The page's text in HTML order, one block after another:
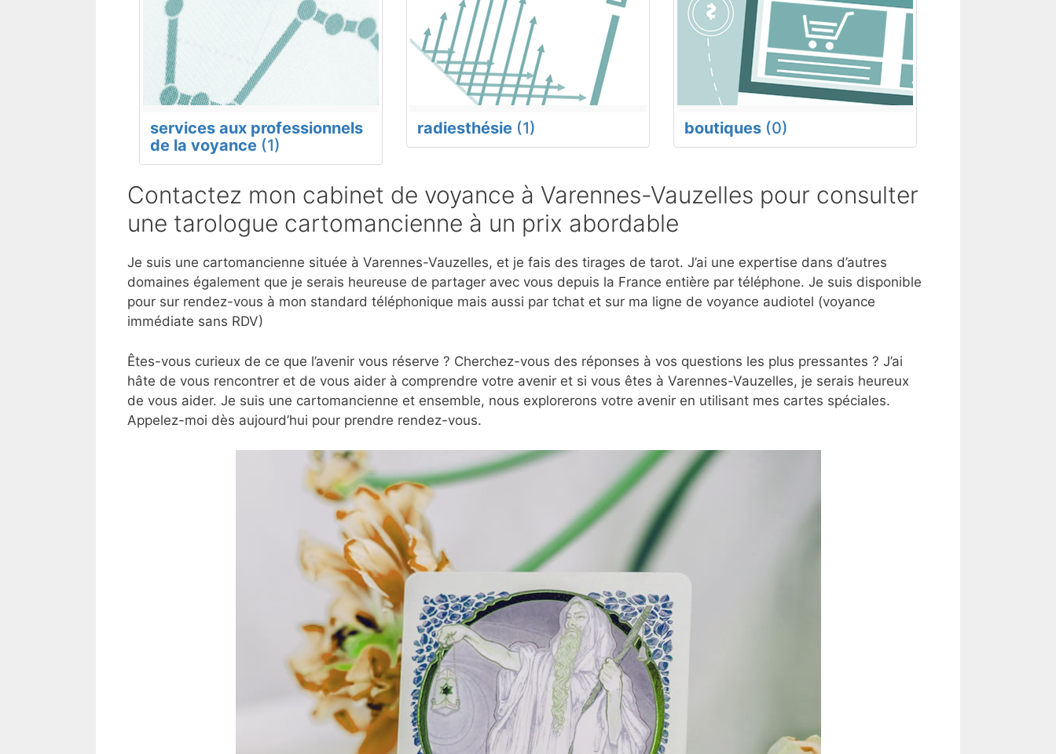
services aux professionnels
de la voyance (1)
radiesthésie (1) boutiques (0)
Contactez mon cabinet de voyance à Varennes-Vauzelles pour consulter
une tarologue cartomancienne à un prix abordable
Je suis une cartomancienne située à Varennes-Vauzelles, et je fais des tirages de tarot. J’ai une expertise dans d’autres
domaines également que je serais heureuse de partager avec vous depuis la France entière par téléphone. Je suis disponible
pour sur rendez-vous à mon standard téléphonique mais aussi par tchat et sur ma ligne de voyance audiotel (voyance
immédiate sans RDV)
Êtes-vous curieux de ce que l’avenir vous réserve ? Cherchez-vous des réponses à vos questions les plus pressantes ? J’ai
hâte de vous rencontrer et de vous aider à comprendre votre avenir et si vous êtes à Varennes-Vauzelles, je serais heureux
de vous aider. Je suis une cartomancienne et ensemble, nous explorerons votre avenir en utilisant mes cartes spéciales.
Appelez-moi dès aujourd’hui pour prendre rendez-vous.